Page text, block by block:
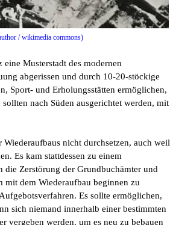
/ wikimedia commons)
Musterstadt des modernen
abgerissen und durch 10-20-stöckige
Sport- und Erholungsstätten ermöglichen,
nach Süden ausgerichtet werden, mit
nicht durchsetzen, auch weil
Es kam stattdessen zu einem
die Zerstörung der Grundbuchämter und
mit dem Wiederaufbau beginnen zu
Es sollte ermöglichen,
sich niemand innerhalb einer bestimmten
vergeben werden, um es neu zu bebauen